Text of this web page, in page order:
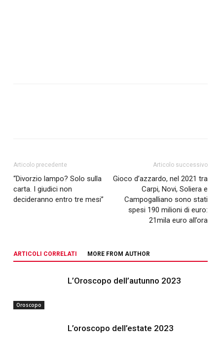
Articolo precedente
“Divorzio lampo? Solo sulla
carta. I giudici non
decideranno entro tre mesi”
Articolo successivo
Gioco d’azzardo, nel 2021 tra
Carpi, Novi, Soliera e
Campogalliano sono stati
spesi 190 milioni di euro:
21mila euro all’ora
ARTICOLI CORRELATI MORE FROM AUTHOR
Oroscopo
L’Oroscopo dell’autunno 2023
L’oroscopo dell’estate 2023